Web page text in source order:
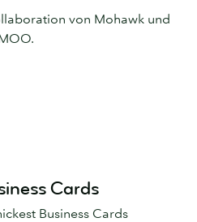
von Mohawk und
Cards
Business Cards